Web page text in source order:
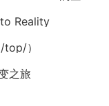
Reality
）
之旅